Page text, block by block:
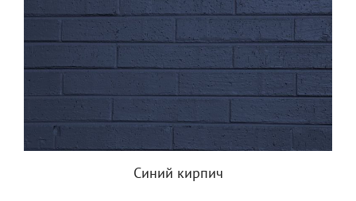
Синий кирпич